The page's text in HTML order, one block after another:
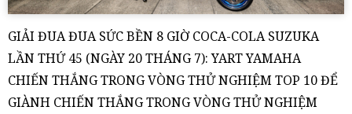
GIẢI ĐUA ĐUA SỨC BỀN 8 GIỜ COCA-COLA SUZUKA
LẦN THỨ 45 (NGÀY 20 THÁNG 7): YART YAMAHA
CHIẾN THẮNG TRONG VÒNG THỬ NGHIỆM TOP 10 ĐỂ
GIÀNH CHIẾN THẮNG TRONG VÒNG THỬ NGHIỆM